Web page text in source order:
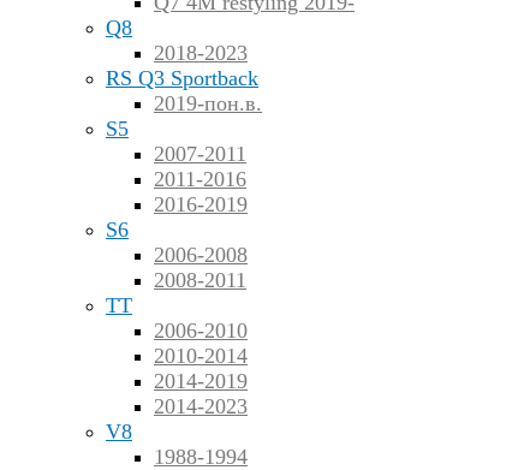
Q8
2018-2023
RS Q3 Sportback
2019-пон.в.
S5
2007-2011
2011-2016
2016-2019
S6
2006-2008
2008-2011
TT
2006-2010
2010-2014
2014-2019
2014-2023
V8
1988-1994